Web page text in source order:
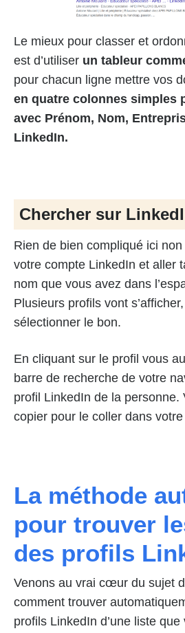
Le mieux pour classer et
est d’utiliser un tableur
pour chacun ligne mettre vos
en quatre colonnes simples
avec Prénom, Nom,
LinkedIn.
Chercher sur
Rien de bien compliqué ici
votre compte LinkedIn et aller
nom que vous avez dans
Plusieurs profils vont
sélectionner le bon.
En cliquant sur le profil vous
barre de recherche de votre
profil LinkedIn de la personne.
copier pour le coller dans
La méthode
pour trouver
des profils
Venons au vrai cœur du sujet
comment trouver
profils LinkedIn d’une liste